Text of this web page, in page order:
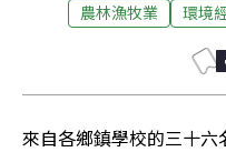
農林漁牧業 環境
來自各鄉鎮學校的三十